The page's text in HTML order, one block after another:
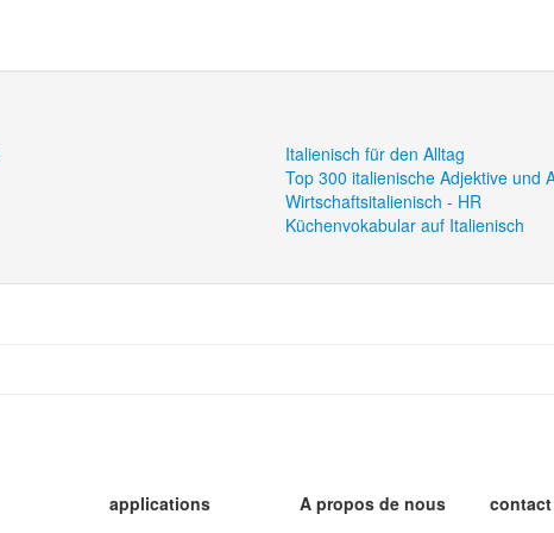
Italienisch für den Alltag
Top 300 italienische Adjektive und
Wirtschaftsitalienisch - HR
Küchenvokabular auf Italienisch
applications
A propos de nous
contact